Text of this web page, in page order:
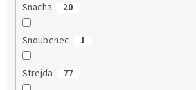
Snacha 20
Snoubenec 1
Strejda 77